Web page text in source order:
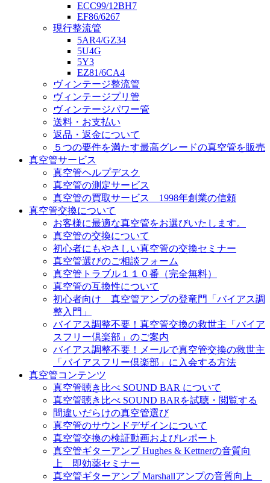
ECC99/12BH7
EF86/6267
現行整流管
5AR4/GZ34
5U4G
5Y3
EZ81/6CA4
ヴィンテージ整流管
ヴィンテージプリ管
ヴィンテージパワー管
送料・お支払い
返品・返金について
５つの要件を満たす最高グレードの真空管を販売
真空管サービス
真空管ヘルプデスク
真空管の測定サービス
真空管の買取サービス 1998年創業の信頼
真空管交換について
お客様に最適な真空管をお選びいたします。
真空管の交換について
初心者にもやさしい真空管の交換セミナー
真空管選びのご相談フォーム
真空管トラブル１１０番（完全無料）
真空管の互換性について
初心者向け 真空管アンプの登竜門「バイアス調
整入門」
バイアス調整不要！真空管交換の救世主「バイア
スフリー倶楽部」のご案内
バイアス調整不要！メールで真空管交換の救世主
「バイアスフリー倶楽部」に入会する方法
真空管コンテンツ
真空管聴き比べ SOUND BAR について
真空管聴き比べ SOUND BARを試聴・閲覧する
間違いだらけの真空管選び
真空管のサウンドデザインについて
真空管交換の検証動画およびレポート
真空管ギターアンプ Hughes & Kettnerの音質向
上 即効薬セミナー
真空管ギターアンプ Marshallアンプの音質向上